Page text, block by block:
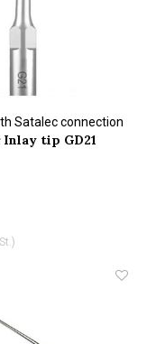
Satalec connection
tip GD21